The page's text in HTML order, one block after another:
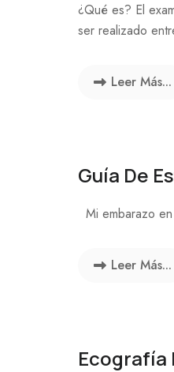
¿Qué es? El
ser realizado
Leer Más...
Guía De
Mi embarazo
Leer Más...